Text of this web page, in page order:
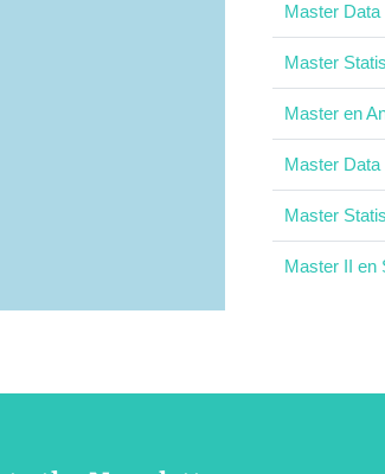
Master Data
Master
Master en
Master
Master
Master II en